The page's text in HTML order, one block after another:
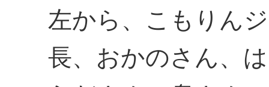
左から、こもりん
長、おかのさん、